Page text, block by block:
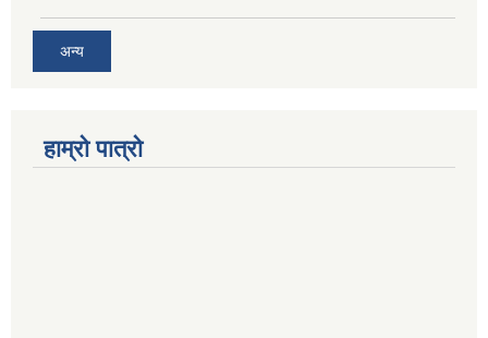
अन्य
हाम्रो पात्रो